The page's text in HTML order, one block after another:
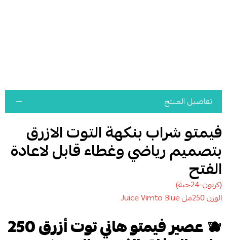
تفاصيل المنتج
فيمتو شراب بنكهة التوت الازرق
بتصميم رياضي وغطاء قابل لاعادة
الفتح
(كرتون-24حبة)
الوزن 250مل Juice Vimto Blue
🫐 عصير فيمتو هاني توت أزرق 250